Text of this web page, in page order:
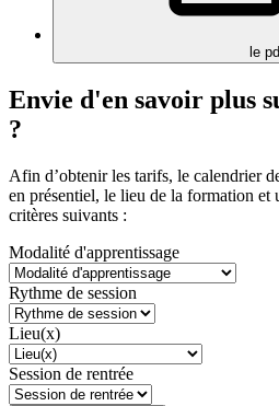
le
Envie d'en savoir plus
?
Afin d’obtenir les tarifs, le calendrier
en présentiel, le lieu de la formation et
critères suivants :
Modalité d'apprentissage
Rythme de session
Lieu(x)
Session de rentrée